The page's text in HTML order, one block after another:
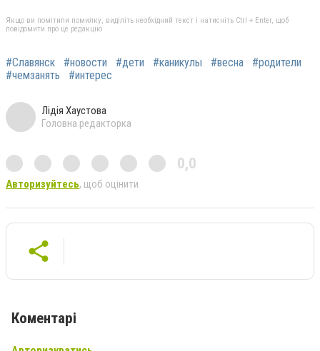
Якщо ви помітили помилку, виділіть необхідний текст і натисніть Ctrl + Enter, щоб
повідомити про це редакцію
#Славянск #новости #дети #каникулы #весна
#родители
#чемзанять
#интерес
Лідія Хаустова
Головна редакторка
0,0
Авторизуйтесь, щоб оцінити
Коментарі